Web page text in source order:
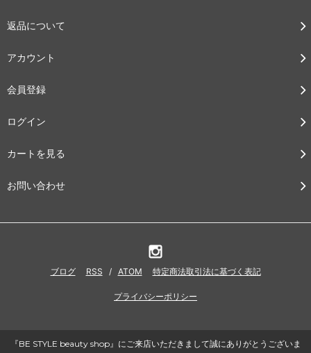
返品について
アカウント
会員登録
ログイン
カートを見る
お問い合わせ
ブログ RSS / ATOM 特定商法取引法に基づく表記
プライバシーポリシー
『BE STYLE beauty shop』にご来店いただきまして誠にありがとうございま